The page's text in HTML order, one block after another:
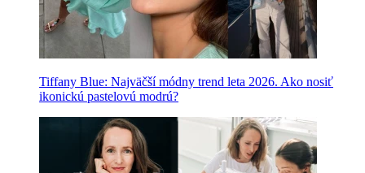
Tiffany Blue: Najväčší módny trend leta 2026. Ako nosiť
ikonickú pastelovú modrú?